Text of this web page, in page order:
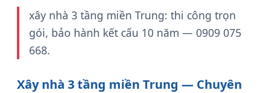
xây nhà 3 tầng miền Trung: thi công trọn
gói, bảo hành kết cấu 10 năm — 0909 075
668.
Xây nhà 3 tầng miền Trung — Chuyên